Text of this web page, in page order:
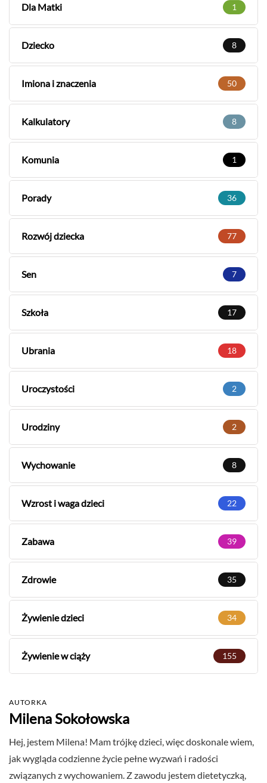
Dla Matki 1
Dziecko 8
Imiona i znaczenia 50
Kalkulatory 8
Komunia 1
Porady 36
Rozwój dziecka 77
Sen 7
Szkoła 17
Ubrania 18
Uroczystości 2
Urodziny 2
Wychowanie 8
Wzrost i waga dzieci 22
Zabawa 39
Zdrowie 35
Żywienie dzieci 34
Żywienie w ciąży 155
AUTORKA
Milena Sokołowska
Hej, jestem Milena! Mam trójkę dzieci, więc doskonale wiem,
jak wygląda codzienne życie pełne wyzwań i radości
związanych z wychowaniem. Z zawodu jestem dietetyczką,